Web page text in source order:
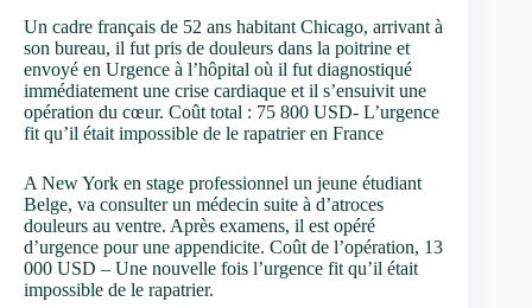
Un cadre français de 52 ans habitant Chicago, arrivant à
son bureau, il fut pris de douleurs dans la poitrine et
envoyé en Urgence à l’hôpital où il fut diagnostiqué
immédiatement une crise cardiaque et il s’ensuivit une
opération du cœur. Coût total : 75 800 USD- L’urgence
fit qu’il était impossible de le rapatrier en France
A New York en stage professionnel un jeune étudiant
Belge, va consulter un médecin suite à d’atroces
douleurs au ventre. Après examens, il est opéré
d’urgence pour une appendicite. Coût de l’opération, 13
000 USD – Une nouvelle fois l’urgence fit qu’il était
impossible de le rapatrier.